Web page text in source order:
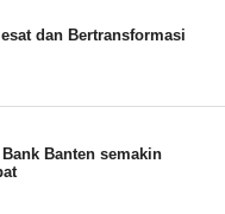
di lokasi IUP CV MBR
dalam IUP.
136 Undang
dan batu bara,
melakukan
hak atas Tanah
dan Bertransformasi
Banten semakin